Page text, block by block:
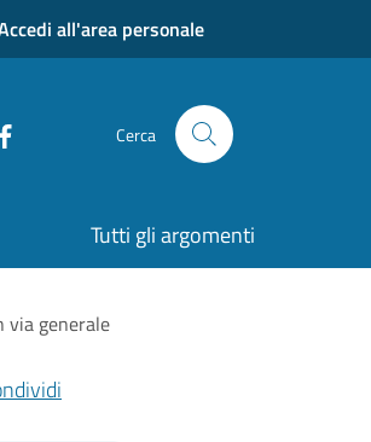
all'area personale
Cerca
Tutti gli argomenti
generale